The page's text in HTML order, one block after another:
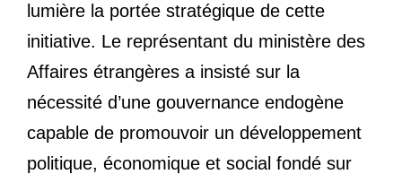
lumière la portée stratégique de cette
initiative. Le représentant du ministère des
Affaires étrangères a insisté sur la
nécessité d’une gouvernance endogène
capable de promouvoir un développement
politique, économique et social fondé sur